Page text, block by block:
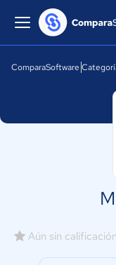
ComparaSoftware
Aún sin calificación